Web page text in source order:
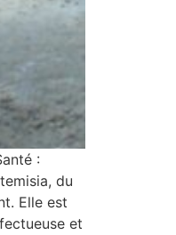
:
du
Elle est
et